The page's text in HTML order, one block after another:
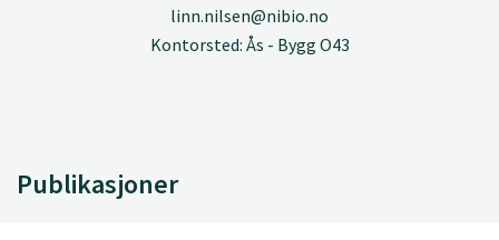
linn.nilsen@nibio.no
Kontorsted: Ås - Bygg O43
Publikasjoner